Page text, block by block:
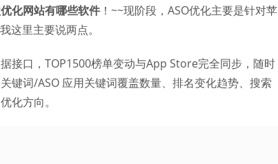
化网站有哪些软件 ！~~现阶段，ASO优化主要是针对苹
这里主要说两点。
接口，TOP1500榜单变动与App Store完全同步，随时
键词/ASO 应用关键词覆盖数量、排名变化趋势、搜索
化方向。